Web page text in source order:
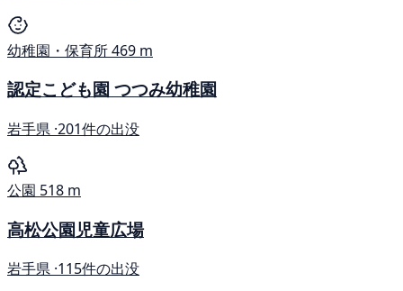
幼稚園・保育所469 m
認定こども園 つつみ幼稚園
岩手県 ·201件の出没
公園 518 m
高松公園児童広場
岩手県 ·115件の出没